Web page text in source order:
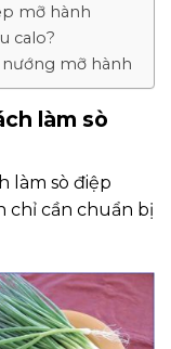
mỡ hành
calo?
mỡ hành
làm sò
làm sò điệp
chỉ cần chuẩn bị